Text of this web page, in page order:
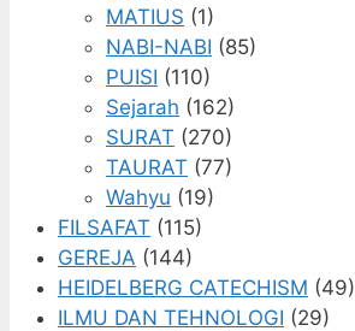
MATIUS (1)
NABI-NABI (85)
PUISI (110)
Sejarah (162)
SURAT (270)
TAURAT (77)
Wahyu (19)
FILSAFAT (115)
GEREJA (144)
HEIDELBERG CATECHISM (49)
ILMU DAN TEHNOLOGI (29)